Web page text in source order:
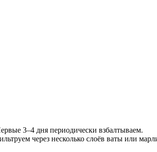
3–4 дня периодически взбалтываем.
через несколько слоёв ваты или